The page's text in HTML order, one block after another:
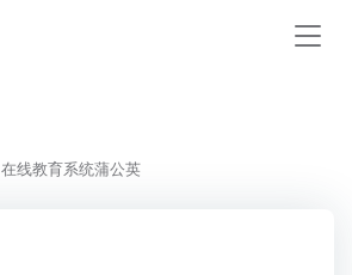
在线教育系统蒲公英